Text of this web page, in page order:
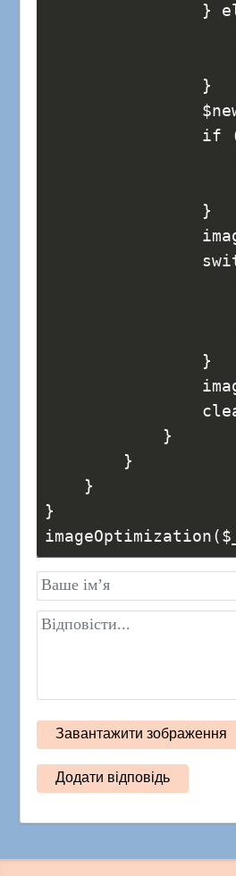
}
                }
if
                }
                }
            }
        }
    }
}